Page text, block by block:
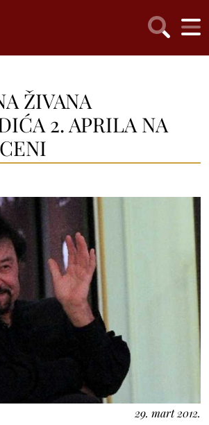
ŽIVANA
2. APRILA NA
29. mart 2012.